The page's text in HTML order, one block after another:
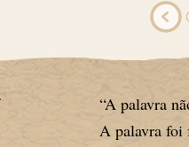
“A palavra
A palavra foi